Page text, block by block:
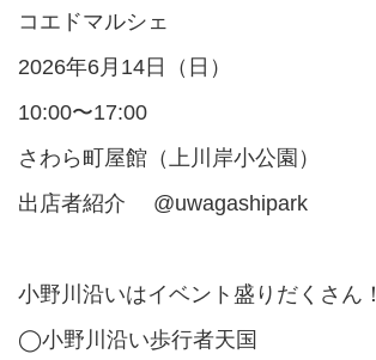
コエドマルシェ
2026年6月14日（日）
10:00〜17:00
さわら町屋館（上川岸小公園）
出店者紹介 @uwagashipark
小野川沿いはイベント盛りだくさん！
◯小野川沿い歩行者天国